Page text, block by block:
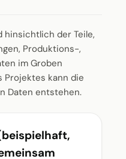
hinsichtlich der Teile,
Produktions-,
im Groben
Projektes kann die
Daten entstehen.